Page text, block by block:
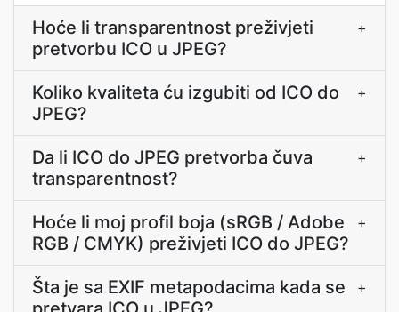
Hoće li transparentnost preživjeti
pretvorbu ICO u JPEG?
+
Koliko kvaliteta ću izgubiti od ICO do
JPEG?
+
Da li ICO do JPEG pretvorba čuva
transparentnost?
+
Hoće li moj profil boja (sRGB / Adobe
RGB / CMYK) preživjeti ICO do JPEG?
+
Šta je sa EXIF metapodacima kada se
+